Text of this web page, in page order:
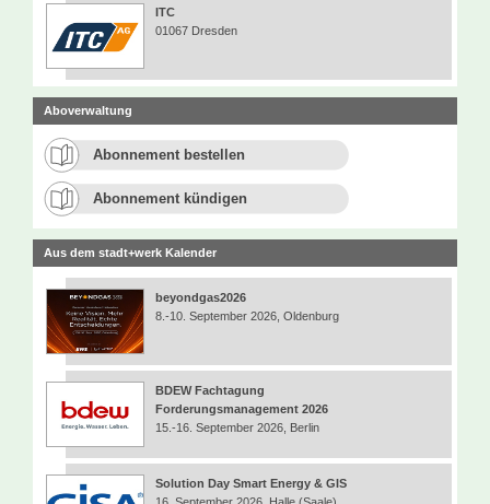
ITC
01067 Dresden
Aboverwaltung
Abonnement bestellen
Abonnement kündigen
Aus dem stadt+werk Kalender
beyondgas2026
8.-10. September 2026, Oldenburg
BDEW Fachtagung
Forderungsmanagement 2026
15.-16. September 2026, Berlin
Solution Day Smart Energy & GIS